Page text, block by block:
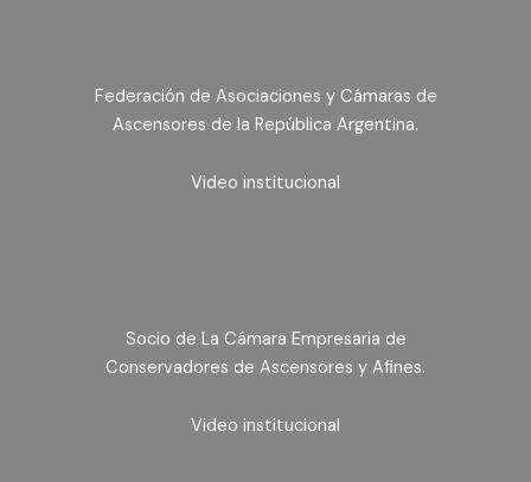
Federación de Asociaciones y Cámaras de
Ascensores de la República Argentina.
Video institucional
Socio de La Cámara Empresaria de
Conservadores de Ascensores y Afines.
Video institucional